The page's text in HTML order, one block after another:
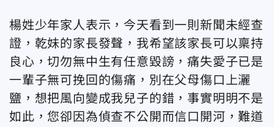
楊姓少年家人表示，今天看到一則新聞未經查
證，乾妹的家長發聲，我希望該家長可以稟持
良心，切勿無中生有任意毀謗，痛失愛子已是
一輩子無可挽回的傷痛，別在父母傷口上灑
鹽，想把風向變成我兒子的錯，事實明明不是
如此，您卻因為偵查不公開而信口開河，難道